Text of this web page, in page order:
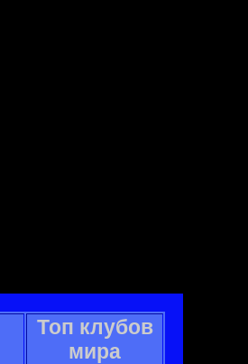
Топ клубов
мира